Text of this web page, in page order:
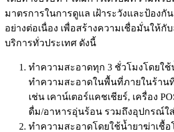
มาตรการในการดูแล เฝ้าระวังและป้องกั
อย่างต่อเนื่อง เพื่อสร้างความเชื่อมั่นให้กั
บริการทั่วประเทศ ดังนี้
ทำความสะอาดทุก 3 ชั่วโมงโดยใช้
ทำความสะอาดในพื้นที่ภายในร้าน
เช่น เคาน์เตอร์แคชเชียร์, เครื่อง
ดื่ม/อาหารอุ่นร้อน รวมถึงอุปกรณ์ใ
ทำความสะอาดโดยใช้น้ำยาฆ่าเชื้